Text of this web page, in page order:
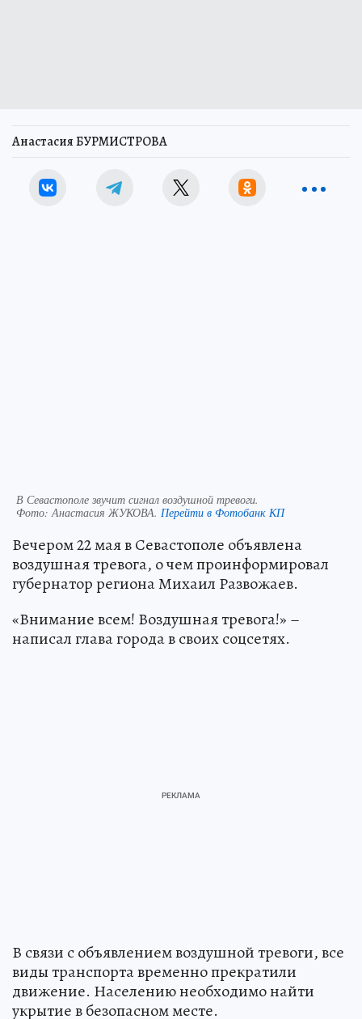
Анастасия БУРМИСТРОВА
В Севастополе звучит сигнал воздушной тревоги.
Фото: Анастасия ЖУКОВА. Перейти в Фотобанк КП
Вечером 22 мая в Севастополе объявлена
воздушная тревога, о чем проинформировал
губернатор региона Михаил Развожаев.
«Внимание всем! Воздушная тревога!» –
написал глава города в своих соцсетях.
В связи с объявлением воздушной тревоги, все
виды транспорта временно прекратили
движение. Населению необходимо найти
укрытие в безопасном месте.